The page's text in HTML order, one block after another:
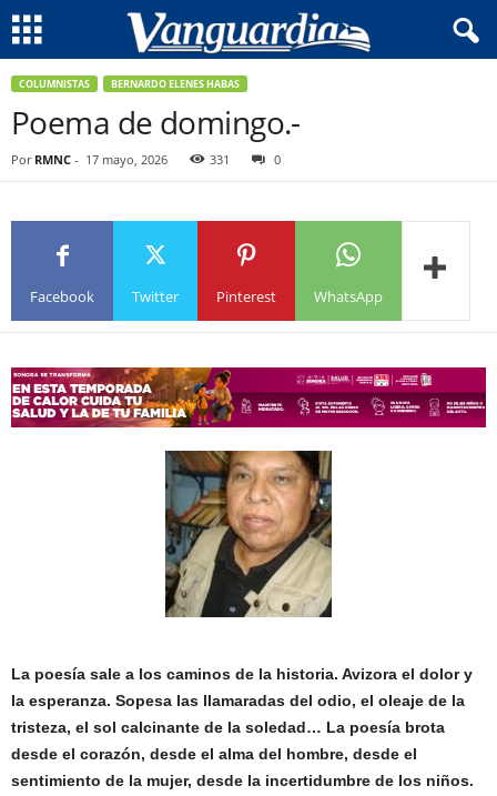
COLUMNISTAS BERNARDO ELENES HABAS
Poema de domingo.-
Por RMNC - 17 mayo, 2026 331 0
Facebook Twitter Pinterest WhatsApp
La poesía sale a los caminos de la historia. Avizora el dolor y
la esperanza. Sopesa las llamaradas del odio, el oleaje de la
tristeza, el sol calcinante de la soledad… La poesía brota
desde el corazón, desde el alma del hombre, desde el
sentimiento de la mujer, desde la incertidumbre de los niños.